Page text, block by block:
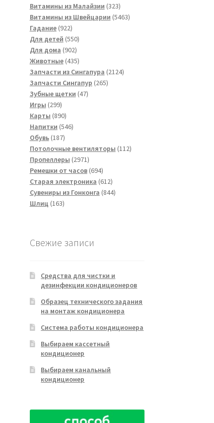
товаров
Витамины из Малайзии 323323
товара
Витамины из Швейцарии 54635463
Гадание 922922
товара
Для детей 550550
Для дома 902902
товара
Животные 435435
товаров
Запчасти из Сингапура 21242124
Запчасти Сингапур 265265
Зубные щетки 4747
Игры 299299
товаров
Карты 890890
товаров
Напитки 546546
Обувь 187187
товаров
Потолочные вентиляторы 112112
Пропеллеры 29712971
товар
Ремешки от часов 694694
товара
Старая электроника 612612
товаров
Сувениры из Гонконга 844844
Шлиц 163163
Свежие записи
Средства для чистки и
дезинфекции кондиционеров
Образец технического задания
на монтаж кондиционера
Система работы кондиционера
Выбираем кассетный
кондиционер
Выбираем канальный
кондиционер